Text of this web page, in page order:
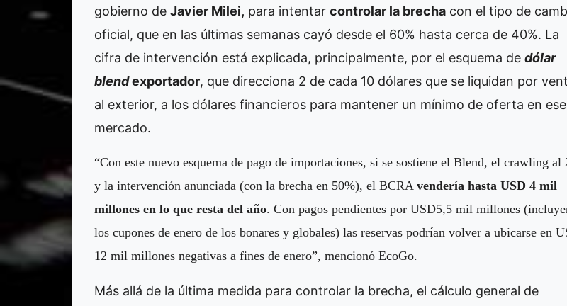
gobierno de Javier Milei, para intentar controlar la brecha con el tipo de
oficial, que en las últimas semanas cayó desde el 60% hasta cerca de 40%. La
cifra de intervención está explicada, principalmente, por el esquema de dólar
blendexportador, que direcciona 2 de cada 10 dólares que se liquidan por
al exterior, a los dólares financieros para mantener un mínimo de oferta en ese
mercado.
“Con este nuevo esquema de pago de importaciones, si se sostiene el Blend, el crawling al
y la intervención anunciada (con la brecha en 50%), el BCRA vendería hasta USD 4 mil
millones en lo que resta del año. Con pagos pendientes por USD5,5 mil millones
los cupones de enero de los bonares y globales) las reservas podrían volver a ubicarse en
12 mil millones negativas a fines de enero”, mencionó EcoGo.
Más allá de la última medida para controlar la brecha, el cálculo general de